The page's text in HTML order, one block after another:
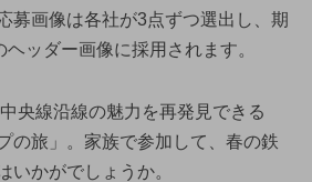
募画像は各社が3点ずつ選出し、期
ッダー画像に採用されます。
央線沿線の魅力を再発見できる
の旅」。家族で参加して、春の鉄
いかがでしょうか。